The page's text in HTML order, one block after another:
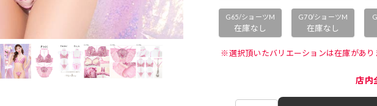
G65/ショーツM
在庫なし
G70/ショーツM
在庫なし
※選択頂いたバリエーションは在庫があり
店内